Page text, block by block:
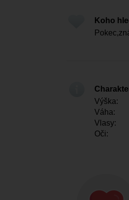
Koho
Výška:
Váha:
Vlasy:
Oči: